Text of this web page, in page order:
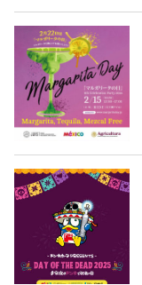
テキーラの飲み方
テキーラマップ
メキシコ料理
メキシコ旅行